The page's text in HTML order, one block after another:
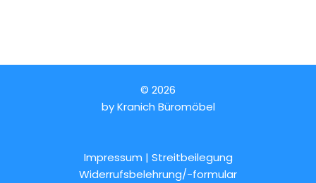
© 2026
byKranich Büromöbel
Impressum | Streitbeilegung
Widerrufsbelehrung/-formular